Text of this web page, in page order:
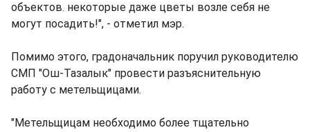
объектов. некоторые даже цветы возле себя не
могут посадить!", - отметил мэр.
Помимо этого, градоначальник поручил руководителю
СМП "Ош-Тазалык" провести разъяснительную
работу с метельщицами.
"Метельщицам необходимо более тщательно